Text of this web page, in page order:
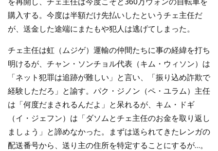
購入する。今度は半額だけ先払いしたというチェ主任だ
が、送金した途端にまたもや犯人は逃げてしまった。
チェ主任は虹（ムジゲ）運輸の仲間たちに事の経緯を打ち
明けるが、チャン・ソンチョル代表（キム・ウィソン）は
「ネット犯罪は追跡が難しい」と言い、「振り込め詐欺で
経験しただろ」と諭す。パク・ジノン（ペ・ユラム）主任
は「何度だまされるんだよ」と呆れるが、キム・ドギ
（イ・ジェフン）は「ダソムとチェ主任のお金を取り返し
ましょう」と諦めなかった。まずは送られてきたレンガの
配送番号から、送り主の住所を特定することにするが…。